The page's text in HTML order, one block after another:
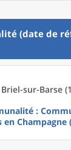
(date de
Briel-sur-Barse
:
Champagne